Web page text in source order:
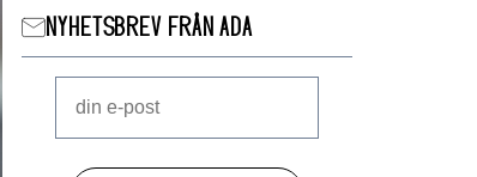
NYHETSBREV FRÅN ADA